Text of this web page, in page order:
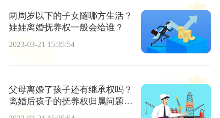
两周岁以下的子女随哪方生活？
娃娃离婚抚养权一般会给谁？
2023-03-21 15:35:54
父母离婚了孩子还有继承权吗？
离婚后孩子的抚养权归属问题怎